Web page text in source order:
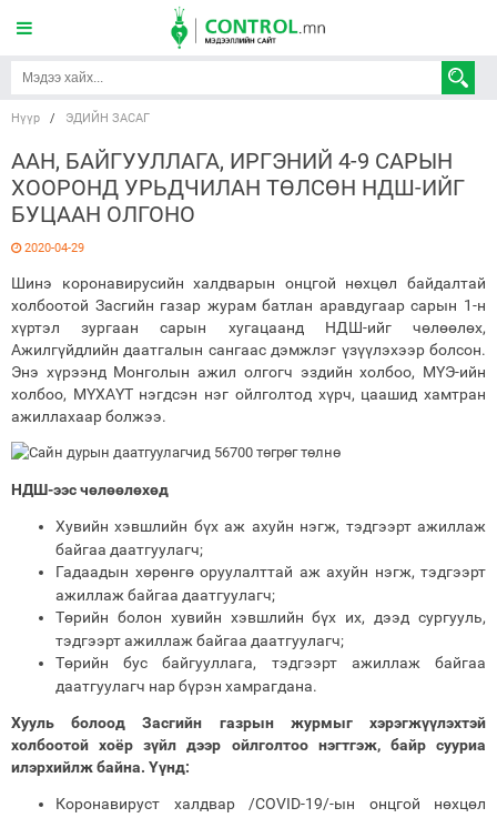
Нүүр / ЭДИЙН ЗАСАГ
ААН, БАЙГУУЛЛАГА, ИРГЭНИЙ 4-9 САРЫН
ХООРОНД УРЬДЧИЛАН ТӨЛСӨН НДШ-ИЙГ
БУЦААН ОЛГОНО
2020-04-29
Шинэ коронавирусийн халдварын онцгой нөхцөл байдалтай
холбоотой Засгийн газар журам батлан аравдугаар сарын 1-н
хүртэл зургаан сарын хугацаанд НДШ-ийг чөлөөлөх,
Ажилгүйдлийн даатгалын сангаас дэмжлэг үзүүлэхээр болсон.
Энэ хүрээнд Монголын ажил олгогч эздийн холбоо, МҮЭ-ийн
холбоо, МҮХАҮТ нэгдсэн нэг ойлголтод хүрч, цаашид хамтран
ажиллахаар болжээ.
НДШ-ээс чөлөөлөхөд
Хувийн хэвшлийн бүх аж ахуйн нэгж, тэдгээрт ажиллаж
байгаа даатгуулагч;
Гадаадын хөрөнгө оруулалттай аж ахуйн нэгж, тэдгээрт
ажиллаж байгаа даатгуулагч;
Төрийн болон хувийн хэвшлийн бүх их, дээд сургууль,
тэдгээрт ажиллаж байгаа даатгуулагч;
Төрийн бус байгууллага, тэдгээрт ажиллаж байгаа
даатгуулагч нар бүрэн хамрагдана.
Хууль болоод Засгийн газрын журмыг хэрэгжүүлэхтэй
холбоотой хоёр зүйл дээр ойлголтоо нэгтгэж, байр сууриа
илэрхийлж байна. Үүнд:
Коронавируст халдвар /СОVID-19/-ын онцгой нөхцөл